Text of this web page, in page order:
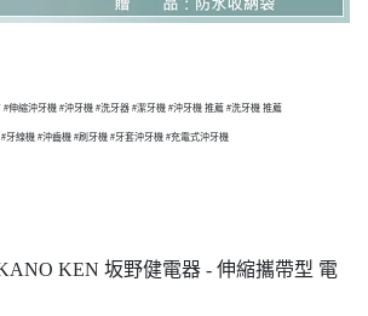
伸縮沖牙機 #沖牙機 #洗牙器 #潔牙機 #沖牙機 推薦 #洗牙機 推薦
牙線機 #沖齒機 #刷牙機 #牙套沖牙機 #充電式沖牙機
KEN 坂野健電器 - 伸縮攜帶型 電